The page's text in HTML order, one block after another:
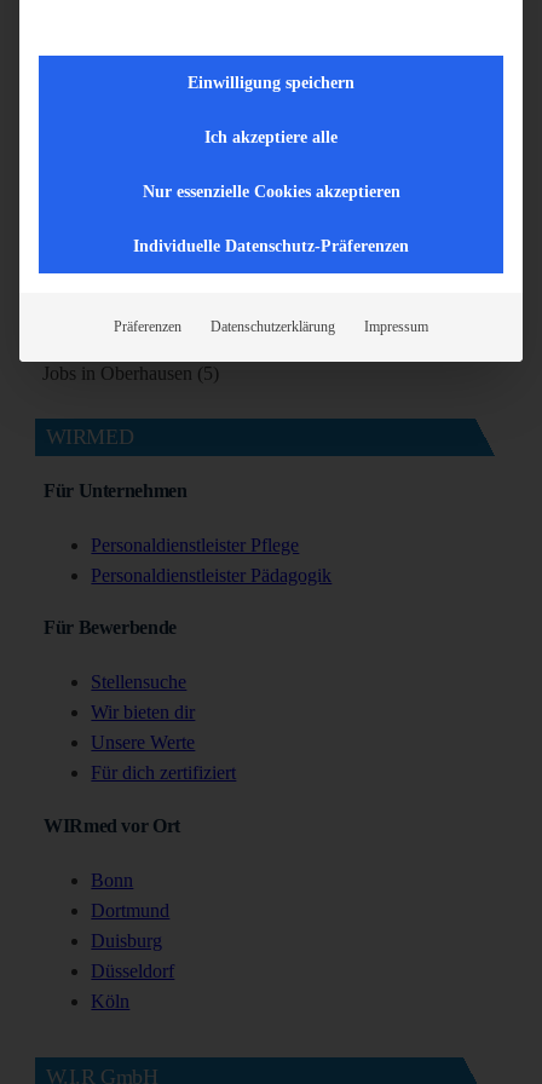
Jobs in Ihrer Region
Jobs in Dortmund (9)
Jobs in Essen (5)
Jobs in Oberhausen (5)
WIRMED
Für Unternehmen
Personaldienstleister Pflege
Personaldienstleister Pädagogik
Für Bewerbende
Stellensuche
Wir bieten dir
Unsere Werte
Für dich zertifiziert
WIRmed vor Ort
Bonn
Dortmund
Duisburg
Düsseldorf
Köln
W.I.R GmbH
Einwilligung speichern
Ich akzeptiere alle
Nur essenzielle Cookies akzeptieren
Individuelle Datenschutz-Präferenzen
Präferenzen Datenschutzerklärung Impressum